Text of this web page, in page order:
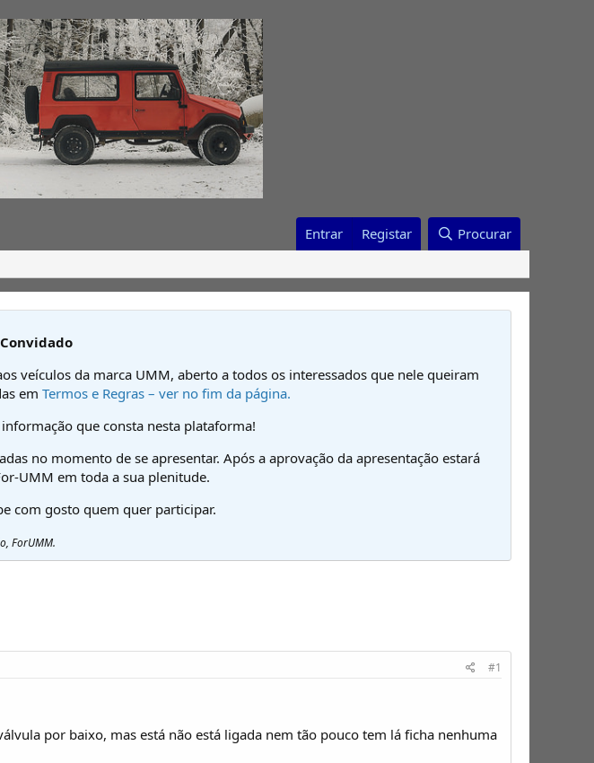
Entrar Registar Procurar
veículos da marca UMM, aberto a todos os interessados que nele queiram
em Termos e Regras – ver no fim da página.
que consta nesta plataforma!
no momento de se apresentar. Após a aprovação da apresentação estará
UMM em toda a sua plenitude.
com gosto quem quer participar.
ForUMM.
#1
por baixo, mas está não está ligada nem tão pouco tem lá ficha nenhuma